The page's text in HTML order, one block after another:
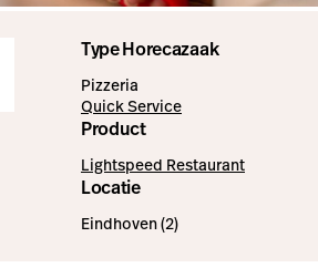
Type Horecazaak
Pizzeria
Quick Service
Product
Lightspeed Restaurant
Locatie
Eindhoven (2)